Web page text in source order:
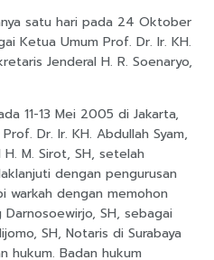
satu hari pada 24 Oktober
Ketua Umum Prof. Dr. Ir. KH.
Jenderal H. R. Soenaryo,
11-13 Mei 2005 di Jakarta,
Dr. Ir. KH. Abdullah Syam,
M. Sirot, SH, setelah
dengan pengurusan
warkah dengan memohon
SH, sebagai
SH, Notaris di Surabaya
hukum. Badan hukum